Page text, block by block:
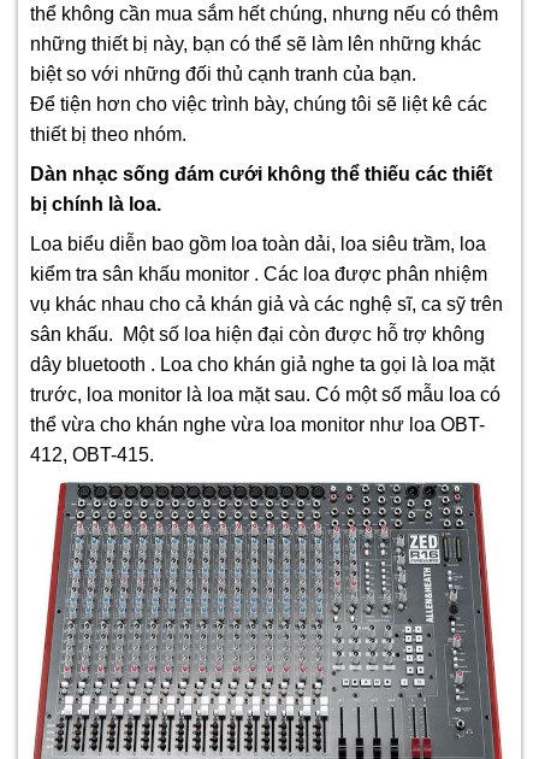
thể không cần mua sắm hết chúng, nhưng nếu có thêm
những thiết bị này, bạn có thể sẽ làm lên những khác
biệt so với những đối thủ cạnh tranh của bạn.
Để tiện hơn cho việc trình bày, chúng tôi sẽ liệt kê các
thiết bị theo nhóm.
Dàn nhạc sống đám cưới không thể thiếu các thiết
bị chính là loa.
Loa biểu diễn bao gồm loa toàn dải, loa siêu trầm, loa
kiểm tra sân khấu monitor . Các loa được phân nhiệm
vụ khác nhau cho cả khán giả và các nghệ sĩ, ca sỹ trên
sân khấu. Một số loa hiện đại còn được hỗ trợ không
dây bluetooth . Loa cho khán giả nghe ta gọi là loa mặt
trước, loa monitor là loa mặt sau. Có một số mẫu loa có
thể vừa cho khán nghe vừa loa monitor như loa OBT-
412, OBT-415.